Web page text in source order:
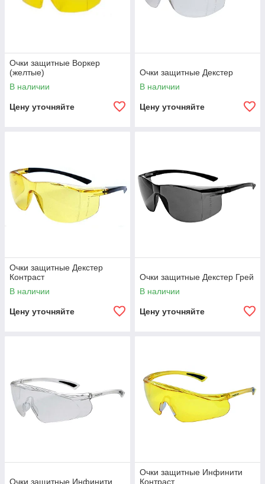
Очки защитные Воркер
(желтые)
В наличии
Цену уточняйте
Очки защитные Декстер
В наличии
Цену уточняйте
Очки защитные Декстер
Контраст
В наличии
Цену уточняйте
Очки защитные Декстер Грей
В наличии
Цену уточняйте
Очки защитные Инфинити
Очки защитные Инфинити
Контраст